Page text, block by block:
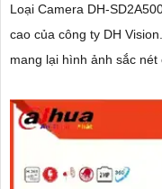
Loại Camera DH-
cao của công ty DH Vision. Với độ phân giải 5.0 MP, camera này
mang lại hình ảnh sắc nét